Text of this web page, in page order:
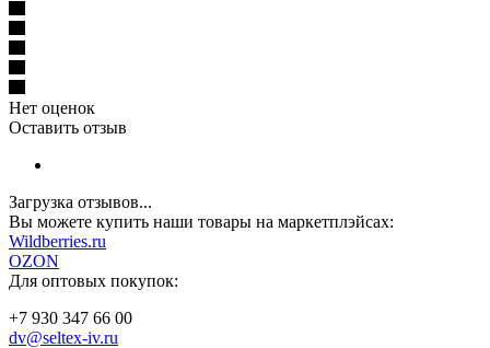
Нет оценок
Оставить отзыв
Загрузка отзывов...
Вы можете купить наши товары на маркетплэйсах:
Wildberries.ru
OZON
Для оптовых покупок:
+7 930 347 66 00
dv@seltex-iv.ru